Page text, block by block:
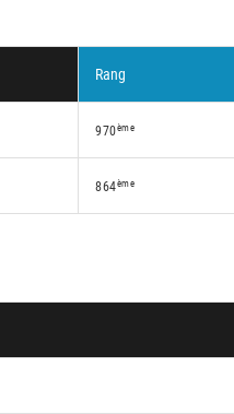
Rang
970ème
864ème